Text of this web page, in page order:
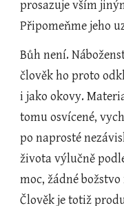
prosazuje vším
Připomeňme jeho
Bůh není.
člověk ho proto
i jako okovy.
tomu osvícené,
po naprosté
života výlučně
moc, žádné
Člověk je totiž